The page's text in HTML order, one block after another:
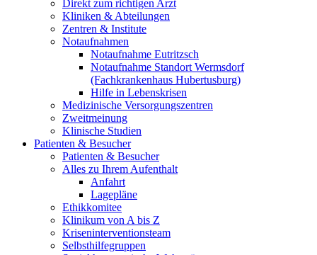
Direkt zum richtigen Arzt
Kliniken & Abteilungen
Zentren & Institute
Notaufnahmen
Notaufnahme Eutritzsch
Notaufnahme Standort Wermsdorf
(Fachkrankenhaus Hubertusburg)
Hilfe in Lebenskrisen
Medizinische Versorgungszentren
Zweitmeinung
Klinische Studien
Patienten & Besucher
Patienten & Besucher
Alles zu Ihrem Aufenthalt
Anfahrt
Lagepläne
Ethikkomitee
Klinikum von A bis Z
Kriseninterventionsteam
Selbsthilfegruppen